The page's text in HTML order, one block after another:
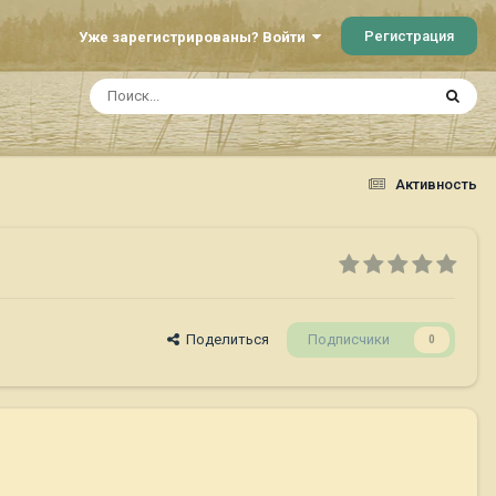
Уже зарегистрированы? Войти Регистрация
Активность
Поделиться Подписчики 0